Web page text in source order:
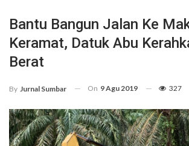
Bantu Bangun Jalan Ke
Keramat, Datuk Abu
Berat
By Jurnal Sumbar On 9 Agu 2019 327